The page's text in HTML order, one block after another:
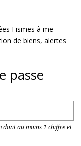
Fismes à me
de biens, alertes
passe
dont au moins 1 chiffre et